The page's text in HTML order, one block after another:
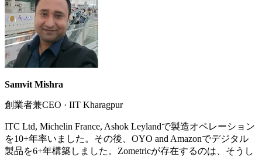
Samvit Mishra
創業者兼CEO · IIT Kharagpur
ITC Ltd, Michelin France, Ashok Leylandで製造オペレーション
を10+年率いました。その後、OYO and Amazonでデジタル
製品を6+年構築しました。Zometricが存在するのは、そうし